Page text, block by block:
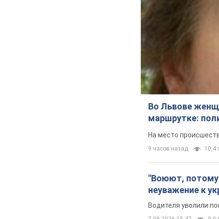
Во Львове
маршрутке:
На место
9 часов назад 10,4
"Воюют, потому
неуважение к
Водителя уволили